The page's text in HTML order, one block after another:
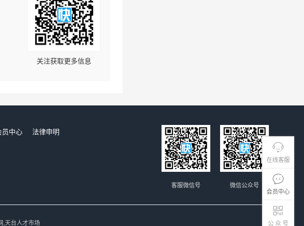
在线客服
会员中心
公 众 号
关注获取更多信息
员中心
法律申明
微信公众号
客服微信号
,天台人才市场